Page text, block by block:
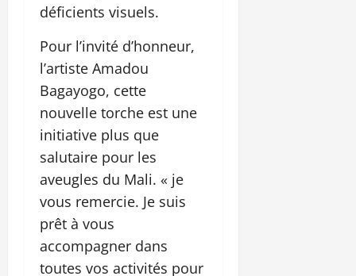
déficients visuels.
Pour l’invité d’honneur,
l’artiste Amadou
Bagayogo, cette
nouvelle torche est une
initiative plus que
salutaire pour les
aveugles du Mali. « je
vous remercie. Je suis
prêt à vous
accompagner dans
toutes vos activités pour